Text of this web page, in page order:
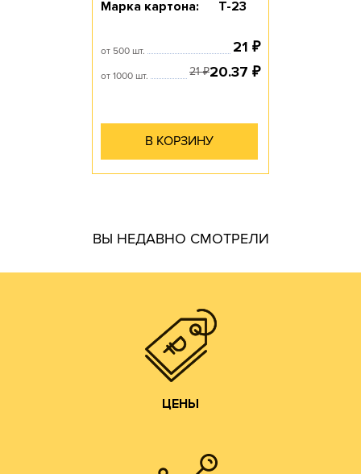
Марка картона: Т-23
от 500 шт. 21 ₽
от 1000 шт. 21₽20.37 ₽
В КОРЗИНУ
ВЫ НЕДАВНО СМОТРЕЛИ
ЦЕНЫ
ЦЕНЫ
Цены на гофротару нашего производства всегда ниже,
чем у посредников или переработчиков, так как сырье
производства готовой продукции осуществляем
производить практически все возможные виды и типы
гофротары.
Разработка конструкций;
Изготовление штанц-форм;